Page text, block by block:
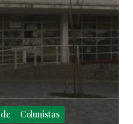
Colunistas